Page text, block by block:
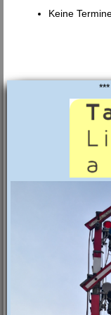
Keine